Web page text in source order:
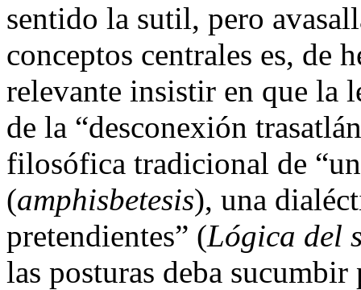
sentido la sutil, pero
conceptos centrales es, de
relevante insistir en que la
de la “desconexión
filosófica tradicional de
(amphisbetesis), una
pretendientes” (Lógica del
las posturas deba